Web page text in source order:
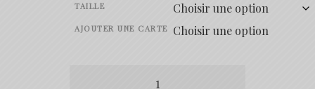
prix :
TAILLE
AJOUTER UNE CARTE